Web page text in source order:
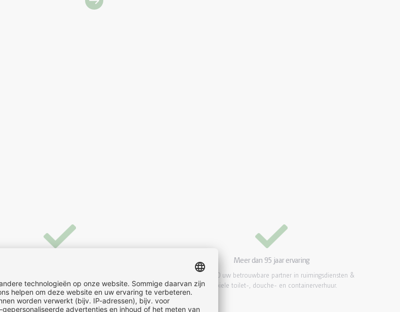
(toeslag wordt mogelijk gerekend).
Meer dan 95 jaar ervaring
Sinds 1930 uw betrouwbare partner in ruimingsdiensten &
mobiele toilet-, douche- en containerverhuur.